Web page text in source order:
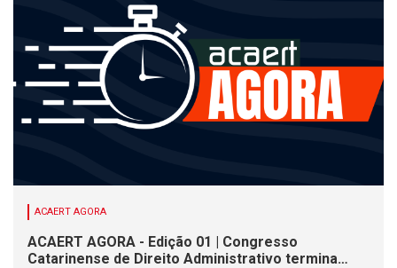
ACAERT AGORA
ACAERT AGORA - Edição 01 | Congresso
Catarinense de Direito Administrativo termina